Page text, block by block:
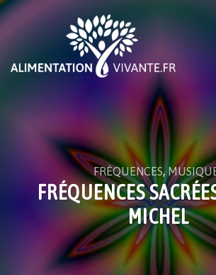
Skip
to
FRÉQUENCES,
FRÉQUENCES
MICHEL